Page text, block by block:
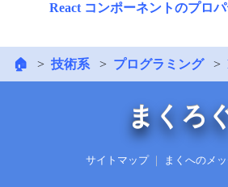
React コンポーネントのプロ
🏠 技術系 プログラミング
まくろ
サイトマップ まくへのメ